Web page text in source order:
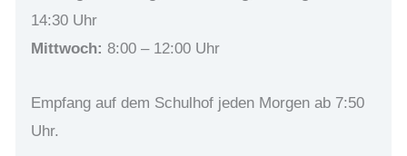
14:30 Uhr
Mittwoch: 8:00 – 12:00 Uhr
Empfang auf dem Schulhof jeden Morgen ab 7:50
Uhr.